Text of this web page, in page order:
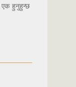
एक हुनुहुन्छ